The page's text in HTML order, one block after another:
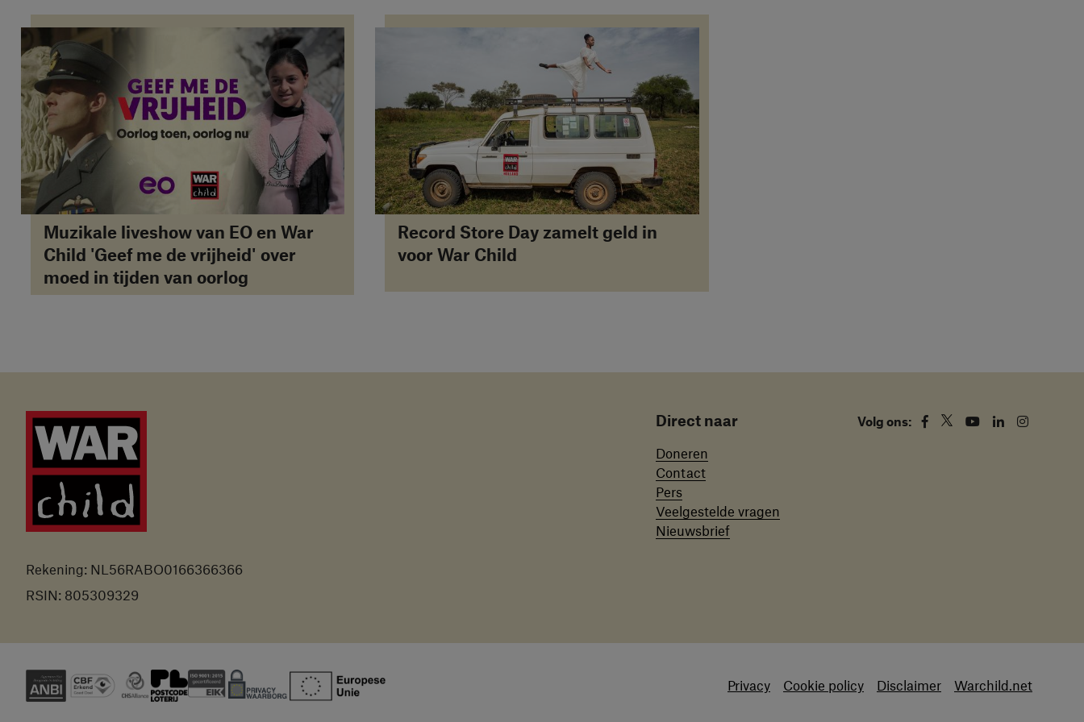
Muzikale liveshow van EO en War
Child 'Geef me de vrijheid' over
moed in tijden van oorlog
Record Store Day zamelt geld in
voor War Child
Rekening: NL56RABO0166366366
RSIN: 805309329
Direct naar
Doneren
Contact
Pers
Veelgestelde vragen
Nieuwsbrief
Volg ons: Facebook
TwitterYoutubeLinkedinInstagram
ANBI CBF ErkendCHS Alliance
Nationale Postcode Loterij
ISO gecertificeerd
Privacy WaarborgEuropese Unie Privacy Cookie policy Disclaimer Warchild.net